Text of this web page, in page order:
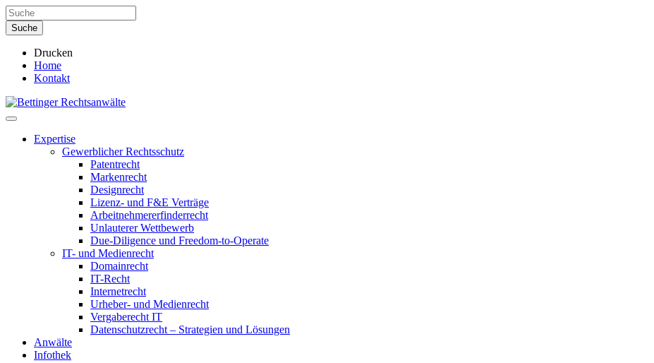
Drucken
Home
Kontakt
Expertise
Gewerblicher Rechtsschutz
Patentrecht
Markenrecht
Designrecht
Lizenz- und F&E Verträge
Arbeitnehmererfinderrecht
Unlauterer Wettbewerb
Due-Diligence und Freedom-to-Operate
IT- und Medienrecht
Domainrecht
IT-Recht
Internetrecht
Urheber- und Medienrecht
Vergaberecht IT
Datenschutzrecht – Strategien und Lösungen
Anwälte
Infothek